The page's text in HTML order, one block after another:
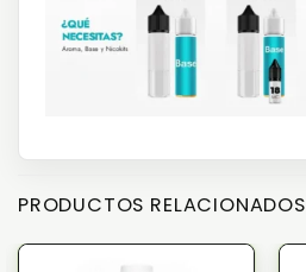
PRODUCTOS RELACIONADOS